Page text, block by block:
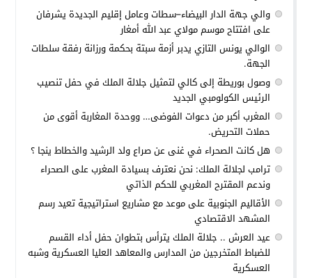
والي جهة الدار البيضاء–سطات وعامل إقليم الجديدة يشرفان
على افتتاح موسم مولاي عبد الله أمغار
الوالي يونس التازي يدبر أزمة سبتة بحكمة ورزانة رفقة سلطات
الجهة.
وصول بوريطة إلى كالي لتمثيل جلالة الملك في حفل تنصيب
الرئيس الكولومبي الجديد
المغرب أكبر من دعوات الفوضى… ووحدة المغاربة أقوى من
حملات التحريض.
هل كانت الصحراء في غنى عن صراع ولد الرشيد والخطاط ينجا ؟
ترامب لجلالة الملك: نحن نعترف بسيادة المغرب على الصحراء
وندعم المقترح المغربي للحكم الذاتي
الأقاليم الجنوبية على موعد مع مشاريع استراتيجية تعيد رسم
المشهد الاقتصادي
عيد العرش .. جلالة الملك يترأس بتطوان حفل أداء القسم
للضباط المتخرجين من المدارس والمعاهد العليا العسكرية وشبه
العسكرية